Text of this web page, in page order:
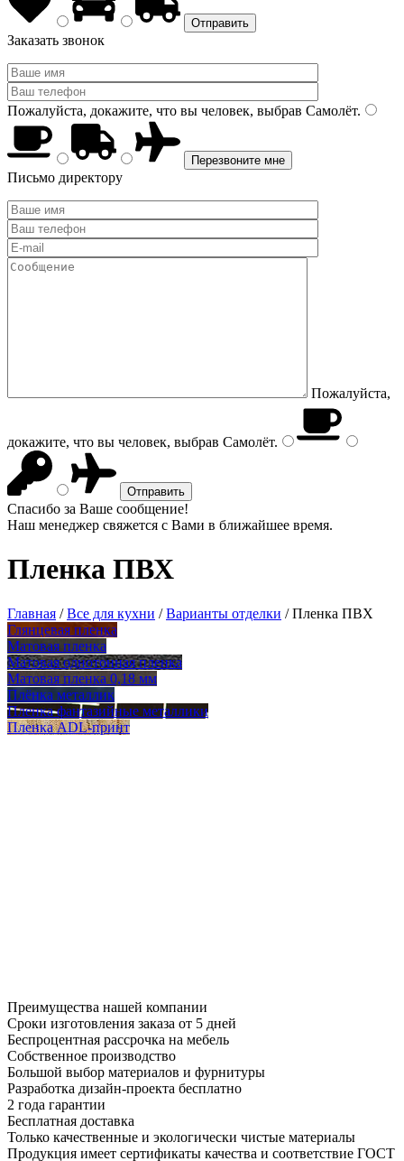
Заказать звонок
Пожалуйста, докажите, что вы человек, выбрав Самолёт.
Письмо директору
Пожалуйста,
докажите, что вы человек, выбрав Самолёт.
Спасибо за Ваше сообщение!
Наш менеджер свяжется с Вами в ближайшее время.
Пленка ПВХ
Главная /Все для кухни /Варианты отделки /Пленка ПВХ
Глянцевая пленка
Матовая пленка
Матовая однотонная пленка
Матовая пленка 0,18 мм
Плёнка металлик
Пленка фантазийные металлики
Пленка ADL-принт
Преимущества нашей компании
Сроки изготовления заказа от 5 дней
Беспроцентная рассрочка на мебель
Собственное производство
Большой выбор материалов и фурнитуры
Разработка дизайн-проекта бесплатно
2 года гарантии
Бесплатная доставка
Только качественные и экологически чистые материалы
Продукция имеет сертификаты качества и соответствие ГОСТ